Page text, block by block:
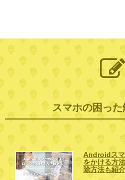
スマホの困っ
Androidスマ
をかける方
除方法も紹介